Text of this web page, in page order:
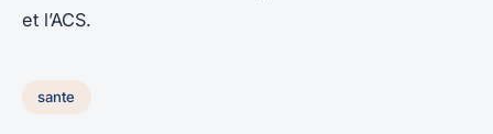
et l’ACS.
sante